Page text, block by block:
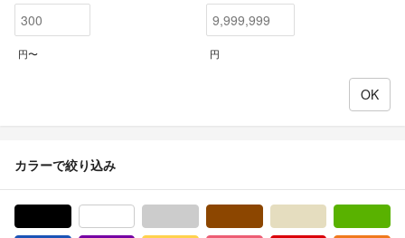
円〜 円
カラーで絞り込み